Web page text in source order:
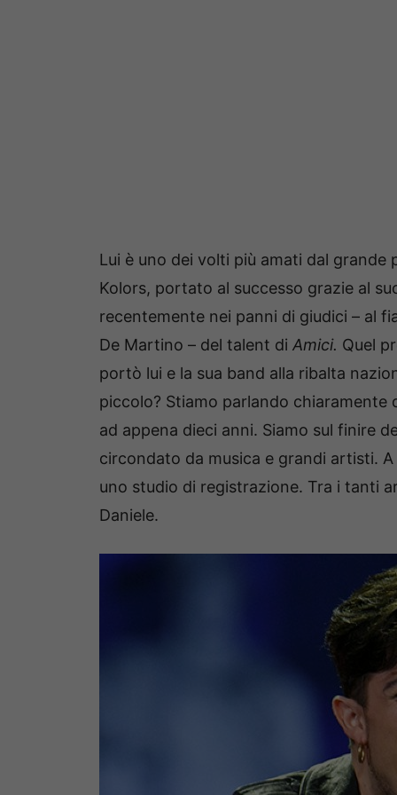
Lui è uno dei volti più amati dal
Kolors, portato al successo grazie al
recentemente nei panni di giudici – al
De Martino – del talent di Amici. Quel
portò lui e la sua band alla ribalta
piccolo? Stiamo parlando chiaramente
ad appena dieci anni. Siamo sul finire
circondato da musica e grandi artisti.
uno studio di registrazione. Tra i tanti
Daniele.